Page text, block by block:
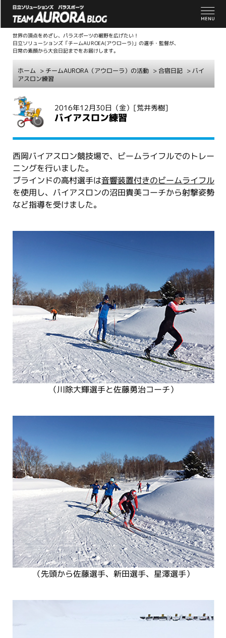
世界の頂点をめざし、パラスポーツの裾野を広げたい！
日立ソリューションズ「チームAUROEA(アウローラ)」の選手・監督が、
日常の素顔から大会日記までをお届けします。
ホーム > チームAURORA（アウローラ）の活動 >合宿日記 > バイ
アスロン練習
2016年12月30日（金） [荒井秀樹]
バイアスロン練習
西岡バイアスロン競技場で、ビームライフルでのトレー
ニングを行いました。
ブラインドの高村選手は音響装置付きのビームライフル
を使用し、バイアスロンの沼田貴美コーチから射撃姿勢
など指導を受けました。
（川除大輝選手と佐藤勇治コーチ）
（先頭から佐藤選手、新田選手、星澤選手）